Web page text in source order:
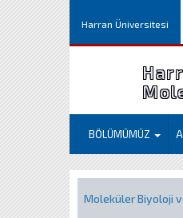
Harran Üniversitesi
BÖLÜMÜMÜZ
Moleküler Biyoloji